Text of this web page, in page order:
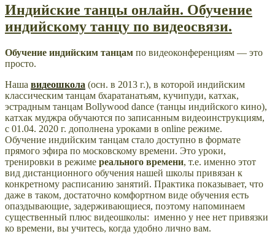
Индийские танцы онлайн. Обучение
индийскому танцу по видеосвязи.
Обучение индийским танцам по видеоконференциям — это
просто.
Наша видеошкола (осн. в 2013 г.), в которой индийским
классическим танцам бхаратанатьям, кучипуди, катхак,
эстрадным танцам Bollywood dance (танцы индийского кино),
катхак муджра обучаются по записанным видеоинструкциям,
с 01.04. 2020 г. дополнена уроками в online режиме.
Обучение индийским танцам стало доступно в формате
прямого эфира по московскому времени. Это уроки,
тренировки в режиме реального времени, т.е. именно этот
вид дистанционного обучения нашей школы привязан к
конкретному расписанию занятий. Практика показывает, что
даже в таком, достаточно комфортном виде обучения есть
опаздывающие, задерживающиеся, поэтому напоминаем
существенный плюс видеошколы: именно у нее нет привязки
ко времени, вы учитесь, когда удобно лично вам.